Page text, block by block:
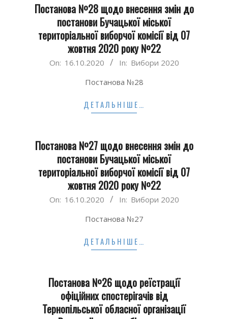
Постанова №28 щодо внесення змін до
постанови Бучацької міської
територіальної виборчої комісії від 07
жовтня 2020 року №22
2020-On: 16.10.2020 In: Вибори 2020
Постанова №28
ДЕТАЛЬНІШЕ…
Постанова №27 щодо внесення змін до
постанови Бучацької міської
територіальної виборчої комісії від 07
жовтня 2020 року №22
2020-On: 16.10.2020 In: Вибори 2020
Постанова №27
ДЕТАЛЬНІШЕ…
Постанова №26 щодо реїстрації
офіційних спостерігачів від
Тернопільської обласної організації